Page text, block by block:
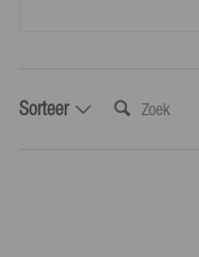
*Retourneer alleen in
Sorteer Zoek: